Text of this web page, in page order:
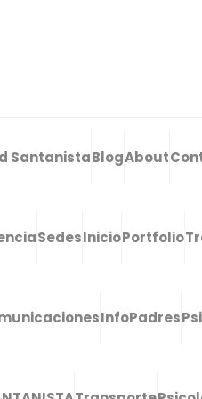
SantanistaBlogAbout
SedesInicioPortfolio
InfoPadres